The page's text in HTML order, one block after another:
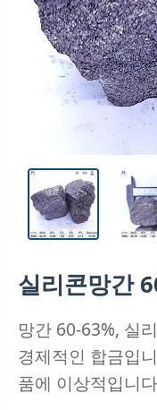
실리콘망간
망간 60-63%, 실
경제적인 합금입
품에 이상적입니